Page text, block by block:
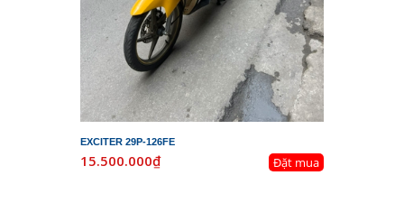
EXCITER 29P-126FE
15.500.000₫ Đặt mua